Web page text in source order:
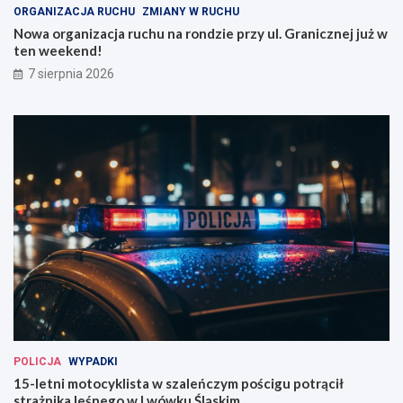
a
r
o
n
d
i
z
y
u
l
.
G
r
a
i
c
n
s
z
a
l
e
c
p
o
ś
c
i
g
u
p
t
r
c
ORGANIZACJA RUCHU ZMIANY W RUCHU
Nowa organizacja ruchu na rondzie przy ul. Granicznej już w
ten weekend!
7 sierpnia 2026
POLICJA WYPADKI
15-letni motocyklista w szaleńczym pościgu potrącił